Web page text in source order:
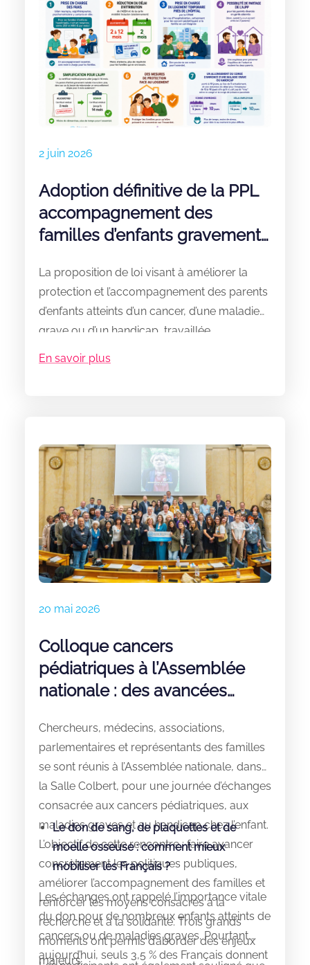
2 juin 2026
Adoption définitive de la PPL
accompagnement des
familles d’enfants gravement
La proposition de loi visant à améliorer la
protection et l’accompagnement des parents
d’enfants atteints d’un cancer, d’une maladie
grave ou d’un handicap, travaillée
conjointement avec le député Vincent
adoption est l’aboutissement d’années de
mobilisation commune, dans la continuité du
travail que nous avions engagé avec
l’ancienne députée Charlotte Goetschy-
Bolognese. Elle complète également les
dispositions que nous avions travaillé,
notamment, avec Béatrice Descamps et Paul
Christophe.
En savoir plus
20 mai 2026
Colloque cancers
pédiatriques à l’Assemblée
nationale : des avancées
Chercheurs, médecins, associations,
parlementaires et représentants des familles
se sont réunis à l’Assemblée nationale, dans
la Salle Colbert, pour une journée d’échanges
consacrée aux cancers pédiatriques, aux
maladies graves et au handicap chez l’enfant.
L’objectif de cette rencontre : faire avancer
concrètement les politiques publiques,
améliorer l’accompagnement des familles et
renforcer les moyens consacrés à la
recherche et à la solidarité. Trois grands
moments ont permis d’aborder des enjeux
majeurs.
Le don de sang, de plaquettes et de
moelle osseuse : comment mieux
mobiliser les Français ?
Les échanges ont rappelé l’importance vitale
du don pour de nombreux enfants atteints de
cancers ou de maladies graves. Pourtant,
aujourd’hui, seuls 3,5 % des Français donnent